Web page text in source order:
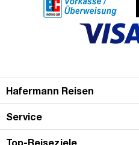
Hafermann Reisen
Service
Top-Reiseziele